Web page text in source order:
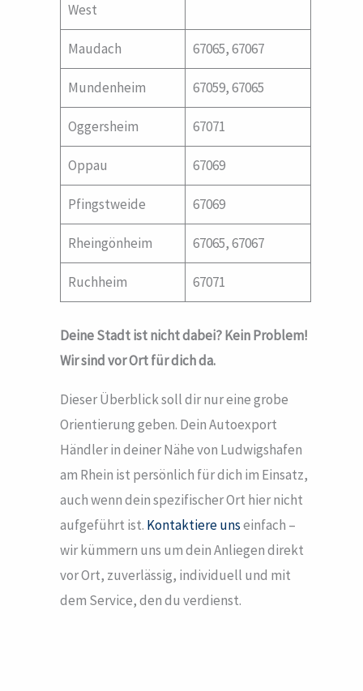
West
Maudach 67065, 67067
Mundenheim 67059, 67065
Oggersheim 67071
Oppau 67069
Pfingstweide 67069
Rheingönheim 67065, 67067
Ruchheim 67071
Deine Stadt ist nicht dabei? Kein Problem!
Wir sind vor Ort für dich da.
Dieser Überblick soll dir nur eine grobe
Orientierung geben. Dein Autoexport
Händler in deiner Nähe von Ludwigshafen
am Rhein ist persönlich für dich im Einsatz,
auch wenn dein spezifischer Ort hier nicht
aufgeführt ist. Kontaktiere unseinfach –
wir kümmern uns um dein Anliegen direkt
vor Ort, zuverlässig, individuell und mit
dem Service, den du verdienst.